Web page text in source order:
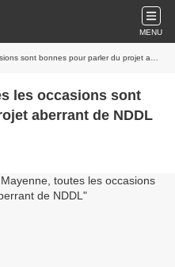
MENU
bonnes pour parler du projet aberrant de NDDL
les occasions sont
aberrant de NDDL